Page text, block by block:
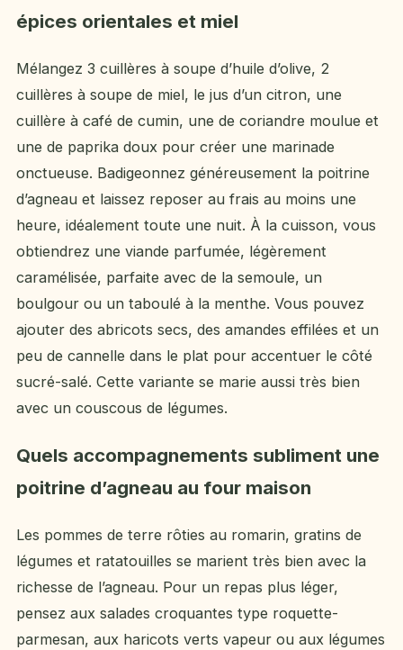
épices orientales et miel
Mélangez 3 cuillères à soupe d’huile d’olive, 2
cuillères à soupe de miel, le jus d’un citron, une
cuillère à café de cumin, une de coriandre moulue et
une de paprika doux pour créer une marinade
onctueuse. Badigeonnez généreusement la poitrine
d’agneau et laissez reposer au frais au moins une
heure, idéalement toute une nuit. À la cuisson, vous
obtiendrez une viande parfumée, légèrement
caramélisée, parfaite avec de la semoule, un
boulgour ou un taboulé à la menthe. Vous pouvez
ajouter des abricots secs, des amandes effilées et un
peu de cannelle dans le plat pour accentuer le côté
sucré-salé. Cette variante se marie aussi très bien
avec un couscous de légumes.
Quels accompagnements subliment une
poitrine d’agneau au four maison
Les pommes de terre rôties au romarin, gratins de
légumes et ratatouilles se marient très bien avec la
richesse de l’agneau. Pour un repas plus léger,
pensez aux salades croquantes type roquette-
parmesan, aux haricots verts vapeur ou aux légumes